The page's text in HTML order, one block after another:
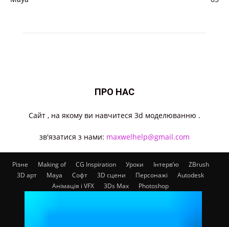
ПРО НАС
Cайт , на якому ви навчитеся 3d моделюванню .
зв'язатися з нами: maxwelhelp@gmail.com
Різне Making of CG Inspiration Уроки Інтерв’ю
ZBrush
3D арт
Maya Софт 3D сцени Персонажі
Autodesk
Анімація і VFX
3Ds Max Photoshop